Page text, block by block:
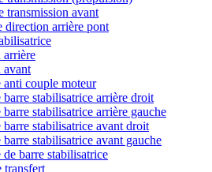
transmission avant
direction arrière pont
arrière
avant
anti couple moteur
stabilisatrice arrière droit
stabilisatrice arrière gauche
stabilisatrice avant droit
stabilisatrice avant gauche
barre stabilisatrice
transfert